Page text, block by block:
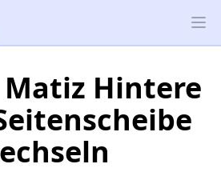
GmbH
Matiz Hintere